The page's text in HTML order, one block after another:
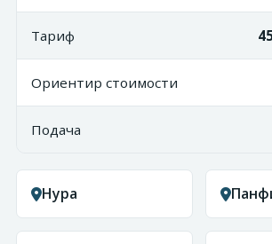
Тариф
Ориентир стоимости
Подача
Нура